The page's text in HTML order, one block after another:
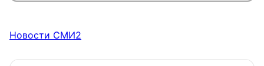
Новости СМИ2